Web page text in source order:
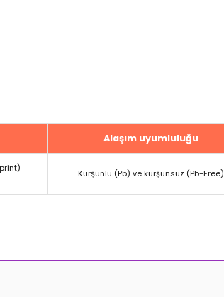
Alaşım uyumluluğu
Kurşunlu (Pb) ve kurşunsuz (Pb-Free)